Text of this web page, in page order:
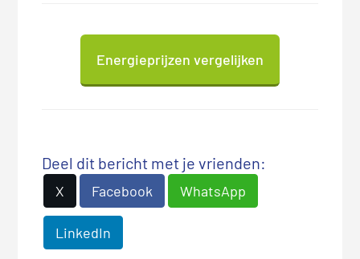
Energieprijzen vergelijken
Deel dit bericht met je vrienden:
X Facebook WhatsApp
LinkedIn